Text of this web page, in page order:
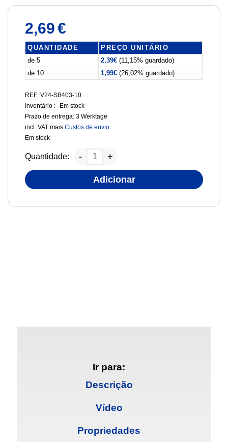
2,69€
QUANTIDADE
PREÇO UNITÁRIO
de 5
2,39€ (11,15% guardado)
de 10
1,99€ (26,02% guardado)
REF: V24-SB403-10
Inventário :
Em stock
Prazo de entrega:3 Werktage
incl. VAT maisCustos de envio
Em stock
Quantidade:
Adicionar
Ir para:
Descrição
Vídeo
Propriedades